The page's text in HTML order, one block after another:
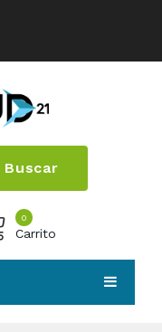
Buscar
0
Carrito